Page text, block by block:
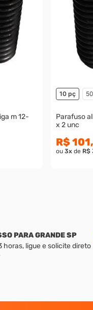
m 12-
10 pç
Parafuso
x 2 unc
R$
ou 3xde R$
PARA GRANDE SP
horas, ligue e solicite direto